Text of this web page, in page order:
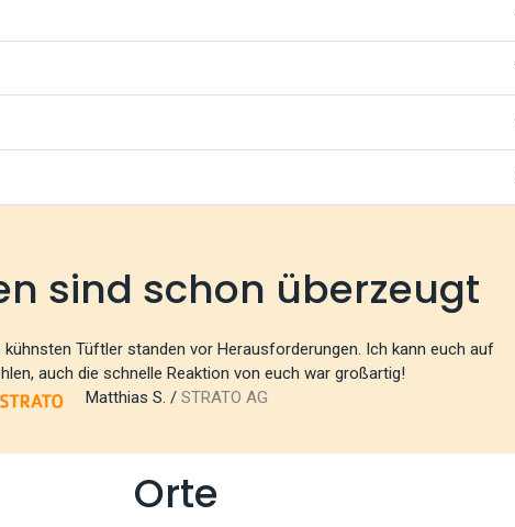
sind schon überzeugt
Tüftler standen vor Herausforderungen. Ich kann euch auf
auch die schnelle Reaktion von euch war großartig!
Matthias S. / STRATO AG
Orte